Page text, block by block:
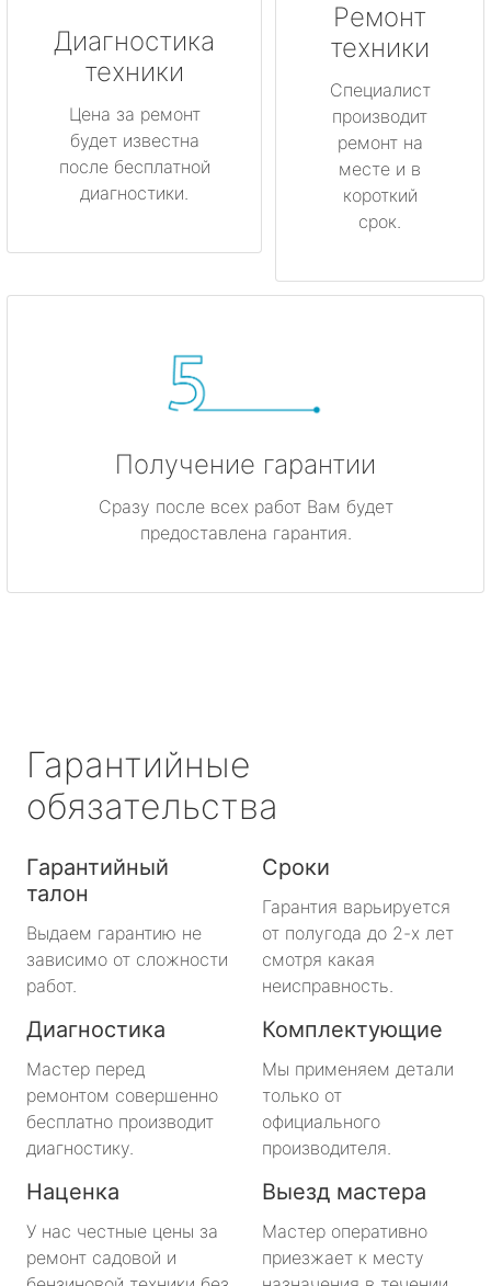
Диагностика
техники
Цена за ремонт
будет известна
после бесплатной
диагностики.
Ремонт
техники
Специалист
производит
ремонт на
месте и в
короткий
срок.
Получение гарантии
Сразу после всех работ Вам будет
предоставлена гарантия.
Гарантийные
обязательства
Гарантийный
талон
Выдаем гарантию не
зависимо от сложности
работ.
Сроки
Гарантия варьируется
от полугода до 2-х лет
смотря какая
неисправность.
Диагностика
Мастер перед
ремонтом совершенно
бесплатно производит
диагностику.
Комплектующие
Мы применяем детали
только от
официального
производителя.
Наценка
У нас честные цены за
ремонт садовой и
Выезд мастера
Мастер оперативно
приезжает к месту